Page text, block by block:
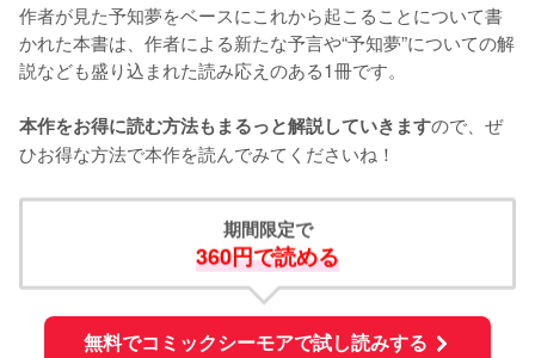
作者が見た予知夢をベースにこれから起こることについて書
かれた本書は、作者による新たな予言や“予知夢”についての解
説なども盛り込まれた読み応えのある1冊です。
本作をお得に読む方法もまるっと解説していきますので、ぜ
ひお得な方法で本作を読んでみてくださいね！
期間限定で
360円で読める
無料でコミックシーモアで試し読みする